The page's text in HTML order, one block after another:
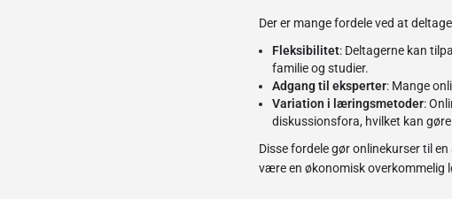
Der er mange fordele ved at
Fleksibilitet: Deltagerne kan
familie og studier.
Adgang til eksperter: Mange
Variation i læringsmetoder:
diskussionsfora, hvilket kan
Disse fordele gør onlinekurser til
være en økonomisk overkommelig